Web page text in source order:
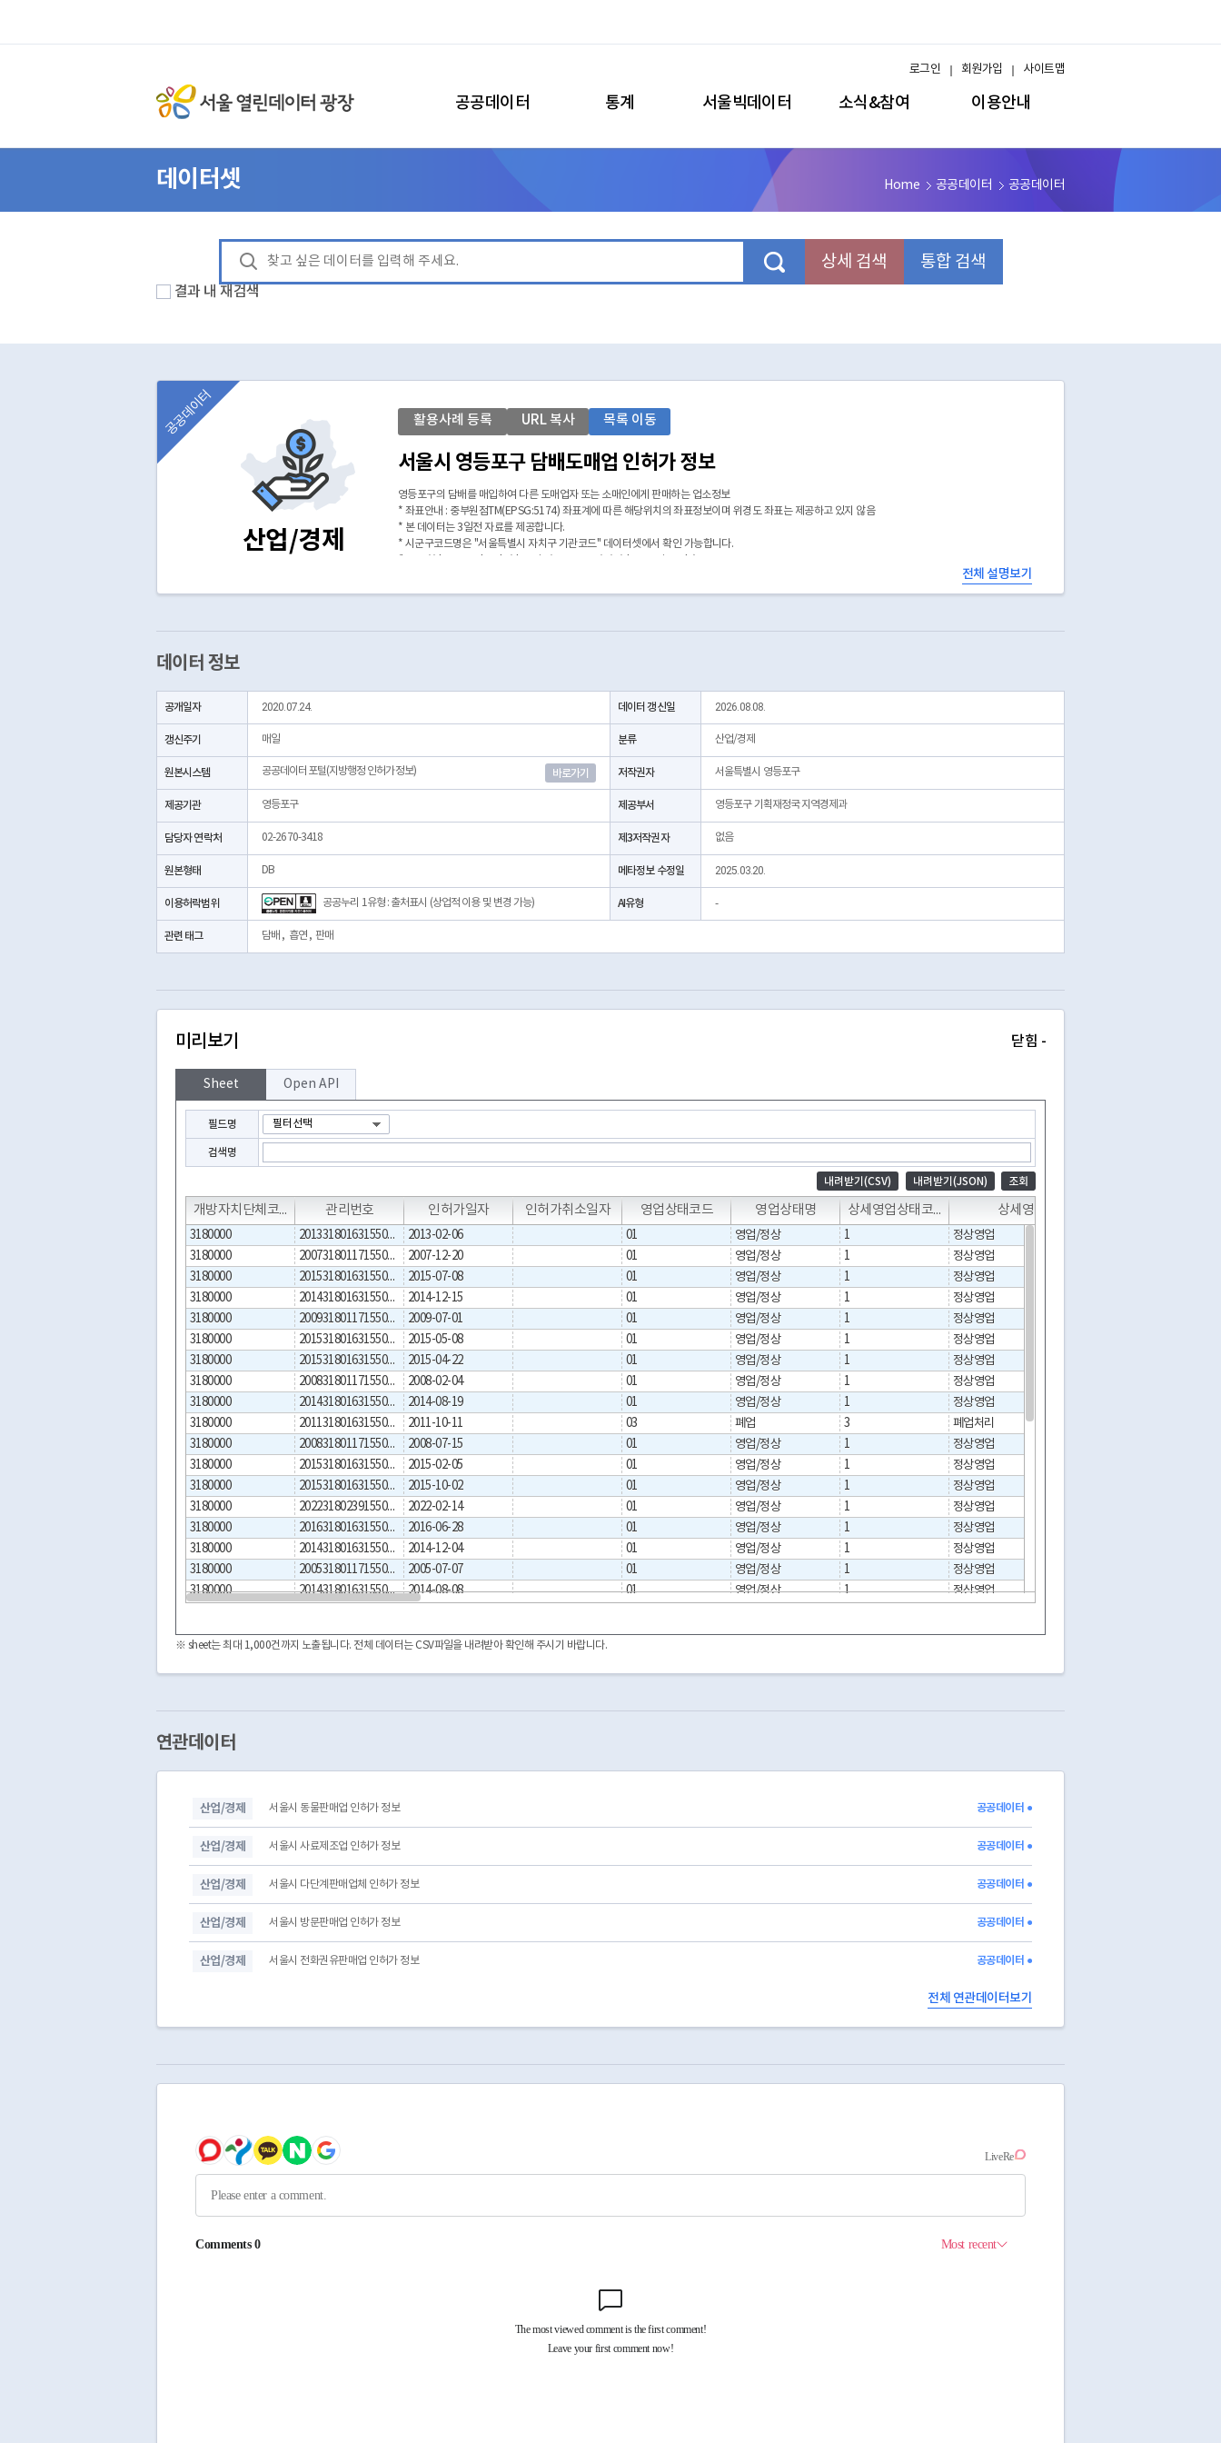
공공데이터 통계 서울빅데이터 소식&참여 이용안내
로그인 회원가입 사이트맵
데이터셋 Home 공공데이터 공공데이터
상세 검색 통합 검색
결과 내 재검색
산업/경제
공공데이터 활용사례 등록 URL 복사 목록 이동
서울시 영등포구 담배도매업 인허가 정보
영등포구의 담배를 매입하여 다른 도매업자 또는 소매인에게 판매하는 업소정보
* 좌표안내 : 중부원점TM(EPSG:5174) 좌표계에 따른 해당위치의 좌표정보이며 위경도 좌표는 제공하고 있지 않음
* 본 데이터는 3일전 자료를 제공합니다.
* 시군구코드명은 "서울특별시 자치구 기관코드" 데이터셋에서 확인 가능합니다.
전체 설명보기
데이터 정보
공개일자 2020.07.24. 데이터 갱신일 2026.08.08.
갱신주기 매일 분류 산업/경제
원본시스템 공공데이터포털(지방행정 인허가정보) 바로가기 저작권자 서울특별시 영등포구
제공기관 영등포구 제공부서 영등포구 기획재정국 지역경제과
담당자 연락처 02-2670-3418 제3저작권자 없음
원본형태 DB 메타정보 수정일 2025.03.20.
이용허락범위 공공누리 1유형 : 출처표시 (상업적 이용 및 변경 가능) AI유형 -
관련 태그 담배 , 흡연, 판매
미리보기 닫힘 -
Sheet Open API
필드명
검색명
내려받기(CSV) 내려받기(JSON) 조회
개방자치단체코드 관리번호 인허가일자 인허가취소일자 영업상태코드 영업상태명 상세영업상태코드 상세영업상태명
T T T
3180000 2013318016315500001 2013-02-06 01 영업/정상 1
정상영업
3180000
2007318011715500002 2007-12-20 01 영업/정상 1
정상영업
3180000
2015318016315500004 2015-07-08 01 영업/정상 1
정상영업
3180000
2014318016315500006 2014-12-15 01 영업/정상 1
정상영업
3180000
2009318011715500001 2009-07-01 01 영업/정상 1
정상영업
3180000
2015318016315500003 2015-05-08 01 영업/정상 1
정상영업
3180000
2015318016315500002 2015-04-22 01 영업/정상 1
정상영업
3180000
2008318011715500001 2008-02-04 01 영업/정상 1
정상영업
3180000
2014318016315500004 2014-08-19 01 영업/정상 1
정상영업
3180000
2011318016315500001 2011-10-11 03 폐업 3 폐업처리
3180000
2008318011715500004 2008-07-15 01 영업/정상 1
정상영업
3180000
2015318016315500001 2015-02-05 01 영업/정상 1
정상영업
3180000
2015318016315500005 2015-10-02 01 영업/정상 1
정상영업
3180000
2022318023915500001 2022-02-14 01 영업/정상 1
정상영업
3180000
2016318016315500001 2016-06-28 01 영업/정상 1
정상영업
3180000
2014318016315500005 2014-12-04 01 영업/정상 1
정상영업
3180000
2005318011715500001 2005-07-07 01 영업/정상 1
정상영업
3180000
2014318016315500003 2014-08-08 01 영업/정상 1
정상영업
3180000
2007318011715500001 2007-12-06 03 폐업 3 폐업처리
3180000
2010318011715500001 2010-08-11
3180000
2009318011715500004 2009-12-14 01 영업/정상 1
정상영업
3180000
2009318011715500002 2009-07-07 03 폐업 3 폐업처리
3180000
3180000
2008318011715500002 폐업처리
3180000
2026318027015500002 정상영업
※ sheet는 최대 1,000건까지 노출됩니다. 전체 데이터는 CSV파일을 내려받아 확인해 주시기 바랍니다.
연관데이터
산업/경제 서울시 동물판매업 인허가 정보 공공데이터 ●
산업/경제 서울시 사료제조업 인허가 정보 공공데이터 ●
산업/경제 서울시 다단계판매업체 인허가 정보 공공데이터 ●
산업/경제 서울시 방문판매업 인허가 정보 공공데이터 ●
산업/경제 서울시 전화권유판매업 인허가 정보 공공데이터 ●
전체 연관데이터보기